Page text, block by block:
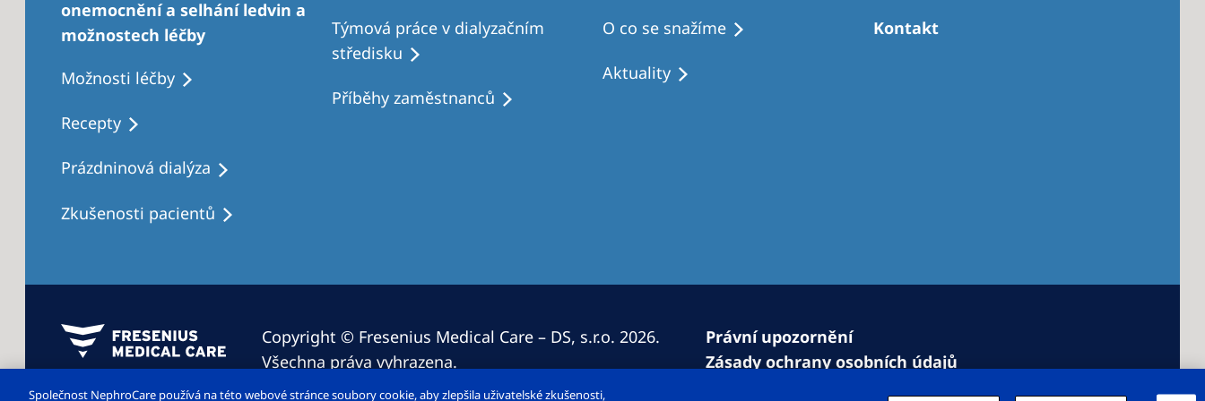
onemocnění a selhání ledvin a
možnostech léčby
Možnosti léčby
Recepty
Prázdninová dialýza
Zkušenosti pacientů
Týmová práce v dialyzačním
středisku
Příběhy zaměstnanců
O co se snažíme
Aktuality
Kontakt
Copyright © Fresenius Medical Care – DS, s.r.o. 2026.
Všechna práva vyhrazena.
Právní upozornění
Zásady ochrany osobních údajů
Společnost NephroCare používá na této webové stránce soubory cookie, aby zlepšila uživatelské zkušenosti,